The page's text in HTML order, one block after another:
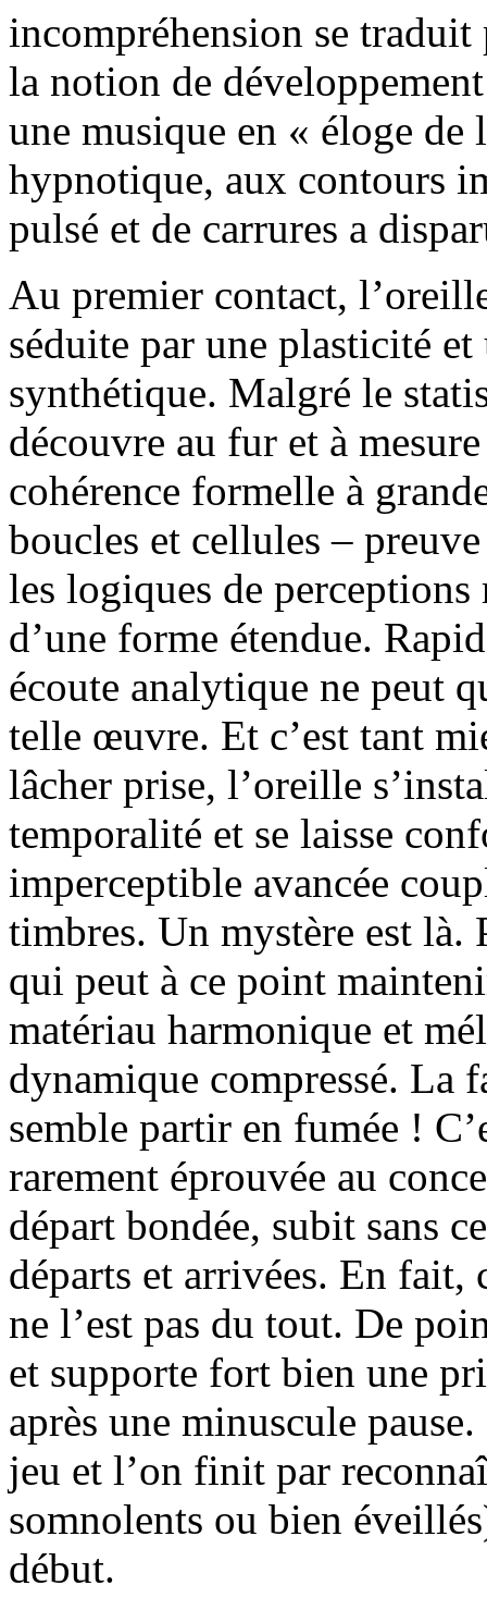
incompréhension se traduit
la notion de
une musique en « éloge
hypnotique, aux contours
pulsé et de carrures a
Au premier contact,
séduite par une plasticité
synthétique. Malgré le
découvre au fur et à
cohérence formelle à
boucles et cellules –
les logiques de perceptions
d’une forme étendue.
écoute analytique ne peut
telle œuvre. Et c’est tant
lâcher prise, l’oreille
temporalité et se laisse
imperceptible avancée
timbres. Un mystère est là.
qui peut à ce point
matériau harmonique et
dynamique compressé.
semble partir en fumée !
rarement éprouvée au
départ bondée, subit sans
départs et arrivées. En
ne l’est pas du tout. De
et supporte fort bien une
après une minuscule
jeu et l’on finit par
somnolents ou bien
début.